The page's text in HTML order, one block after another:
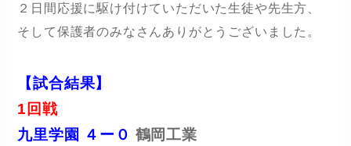
２日間応援に駆け付けていただいた生徒や先生方、
そして保護者のみなさんありがとうございました。
【試合結果】
1回戦
九里学園
４ー０ 鶴岡工業